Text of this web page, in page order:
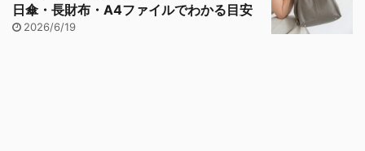
日傘・長財布・A4ファイルでわかる目安
2026/6/19